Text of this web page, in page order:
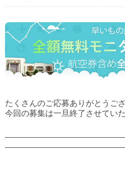
たくさんのご応募ありがとうご
今回の募集は一旦終了させてい